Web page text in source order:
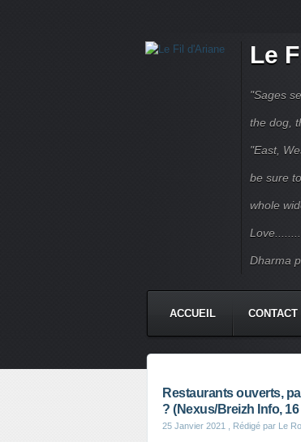
Le
"Sages
the dog,
"East,
be sure
whole
Dharma
ACCUEIL CONTACT
Restaurants ouverts,
? (Nexus/Breizh Info,
25 Janvier 2021 , Rédigé par Le